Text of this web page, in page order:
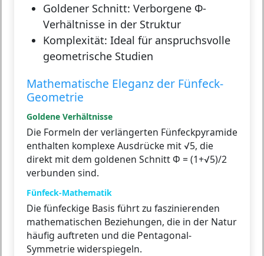
Goldener Schnitt: Verborgene Φ-
Verhältnisse in der Struktur
Komplexität: Ideal für anspruchsvolle
geometrische Studien
Mathematische Eleganz der Fünfeck-
Geometrie
Goldene Verhältnisse
Die Formeln der verlängerten Fünfeckpyramide
enthalten komplexe Ausdrücke mit √5, die
direkt mit dem goldenen Schnitt Φ = (1+√5)/2
verbunden sind.
Fünfeck-Mathematik
Die fünfeckige Basis führt zu faszinierenden
mathematischen Beziehungen, die in der Natur
häufig auftreten und die Pentagonal-
Symmetrie widerspiegeln.